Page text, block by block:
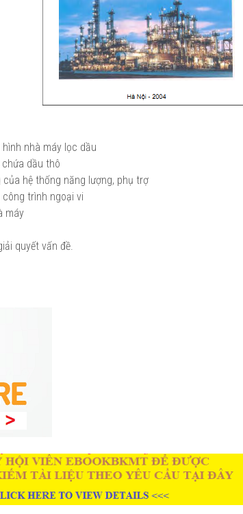
nhà máy lọc dầu
dầu thô
hệ thống năng lượng, phụ trợ
trình ngoại vi
máy
quyết vấn đề.